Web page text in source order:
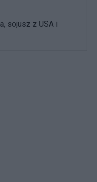
sojusz z USA i